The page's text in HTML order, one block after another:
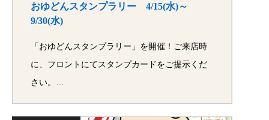
おゆどんスタンプラリー 4/15(水)～
9/30(水)
「おゆどんスタンプラリー」を開催！ご来店時
に、フロントにてスタンプカードをご提示くだ
さい。…